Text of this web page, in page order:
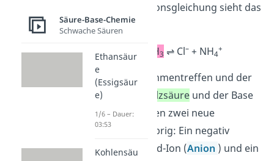
an. In der Reaktionsgleichung sieht das
so aus:
HCl+ NH3 ⇌ Cl–+ NH4
+
Nach dem Zusammentreffen und der
Protolyse von
Salzsäure und der Base
Ammoniakbleiben zwei neue
Verbindungen übrig: Ein negativ
geladenes Chlorid-Ion (Anion ) und ein
Säure-Base-Chemie
Schwache Säuren
Ethansäur
e
(Essigsäur
e)
1/6 – Dauer:
03:53
Kohlensäu